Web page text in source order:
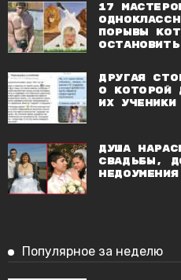
17
порывы
остановить
Другая
о которой
их ученики
Душа
свадьбы,
недоумения
Популярное за неделю